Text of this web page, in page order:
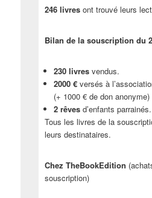
246 livres ont trouvé leurs
Bilan de la souscription du
230 livres vendus.
2000 € versés à
(+ 1000 € de don anonyme)
2 rêves d’enfants parrainés.
Tous les livres de la
leurs destinataires.
Chez TheBookEdition
souscription)